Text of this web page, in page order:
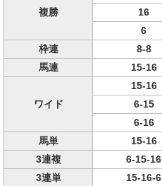
複勝
16
6
枠連
8-8
馬連
15-16
ワイド
15-16
6-15
6-16
馬単
15-16
3連複
6-15-16
3連単
15-16-6